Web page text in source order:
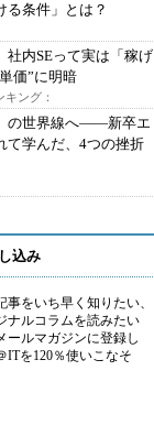
条件」とは？
社内SEって実は「稼げ
価”に明暗
ング：
の世界線へ――新卒エ
て学んだ、4つの挫折
込み
事をいち早く知りたい、
ナルコラムを読みたい
ルマガジンに登録し
ITを120％使いこなそ